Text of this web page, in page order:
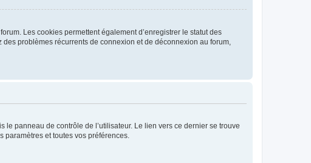
Les cookies permettent également d’enregistrer le statut des
problèmes récurrents de connexion et de déconnexion au forum,
panneau de contrôle de l’utilisateur. Le lien vers ce dernier se trouve
et toutes vos préférences.